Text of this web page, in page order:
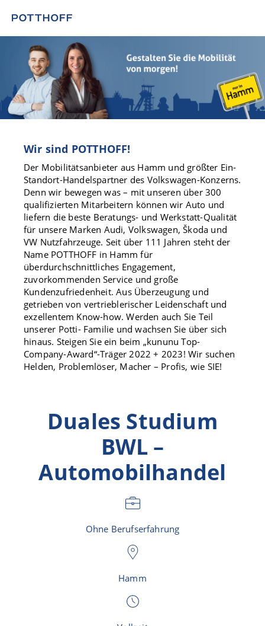
Wir sind POTTHOFF!
Der Mobilitätsanbieter aus Hamm und größter Ein-
Standort-Handelspartner des Volkswagen-Konzerns.
Denn wir bewegen was – mit unseren über 300
qualifizierten Mitarbeitern können wir Auto und
liefern die beste Beratungs- und Werkstatt-Qualität
für unsere Marken Audi, Volkswagen, Škoda und
VW Nutzfahrzeuge. Seit über 111 Jahren steht der
Name POTTHOFF in Hamm für
überdurchschnittliches Engagement,
zuvorkommenden Service und große
Kundenzufriedenheit. Aus Überzeugung und
getrieben von vertrieblerischer Leidenschaft und
exzellentem Know-how. Werden auch Sie Teil
unserer Potti- Familie und wachsen Sie über sich
hinaus. Steigen Sie ein beim „kununu Top-
Company-Award“-Träger 2022 + 2023! Wir suchen
Helden, Problemlöser, Macher – Profis, wie SIE!
Duales Studium
BWL –
Automobilhandel
Ohne Berufserfahrung
Hamm